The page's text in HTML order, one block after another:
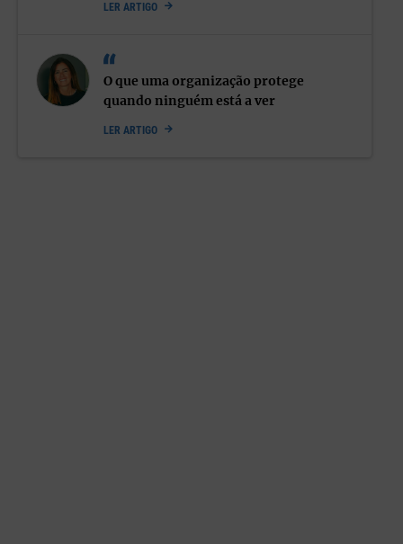
LER ARTIGO
O que uma organização protege
quando ninguém está a ver
LER ARTIGO